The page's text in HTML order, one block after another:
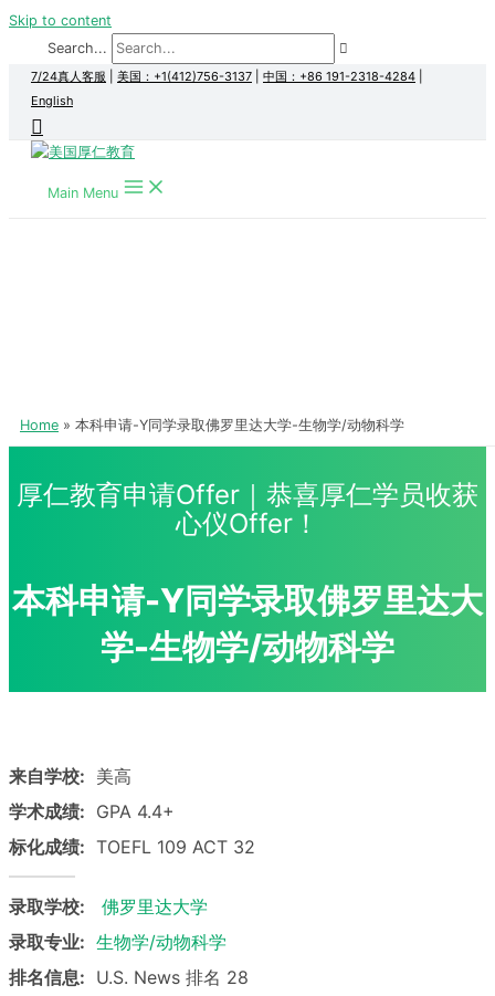
Skip to content
Search...
7/24真人客服 美国：+1(412)756-3137 中国：+86 191-2318-4284
English
Main Menu
Home 本科申请-Y同学录取佛罗里达大学-生物学/动物科学
厚仁教育申请Offer｜恭喜厚仁学员收获
心仪Offer！
本科申请-Y同学录取佛罗里达大
学-生物学/动物科学
来自学校: 美高
学术成绩: GPA 4.4+
标化成绩: TOEFL 109 ACT 32
录取学校:
佛罗里达大学
录取专业: 生物学/动物科学
排名信息: U.S. News 排名 28